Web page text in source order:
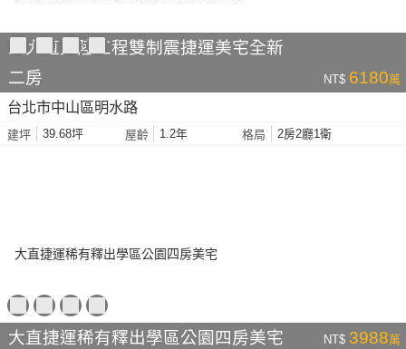
最大直大陸工程雙制震捷運美宅全新
二房
NT$ 6180萬
台北市中山區明水路
建坪 39.68坪 屋齡 1.2年 格局 2房2廳1衛
大直捷運稀有釋出學區公園四房美宅 NT$ 3988萬